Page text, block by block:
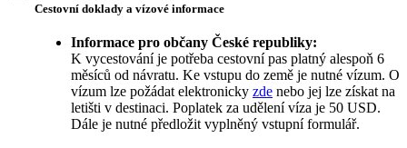
Cestovní doklady a vízové informace
Informace pro občany České republiky:
K vycestování je potřeba cestovní pas platný alespoň 6
měsíců od návratu. Ke vstupu do země je nutné vízum. O
vízum lze požádat elektronicky zde nebo jej lze získat na
letišti v destinaci. Poplatek za udělení víza je 50 USD.
Dále je nutné předložit vyplněný vstupní formulář.